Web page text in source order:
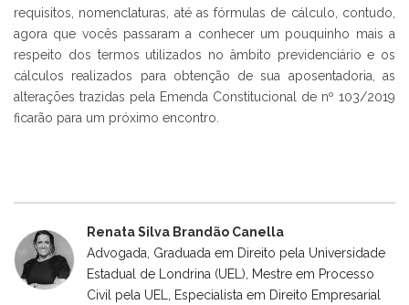
requisitos, nomenclaturas, até as fórmulas de cálculo, contudo,
agora que vocês passaram a conhecer um pouquinho mais a
respeito dos termos utilizados no âmbito previdenciário e os
cálculos realizados para obtenção de sua aposentadoria, as
alterações trazidas pela Emenda Constitucional de nº 103/2019
ficarão para um próximo encontro.
Renata Silva Brandão Canella
Advogada, Graduada em Direito pela Universidade
Estadual de Londrina (UEL), Mestre em Processo
Civil pela UEL, Especialista em Direito Empresarial